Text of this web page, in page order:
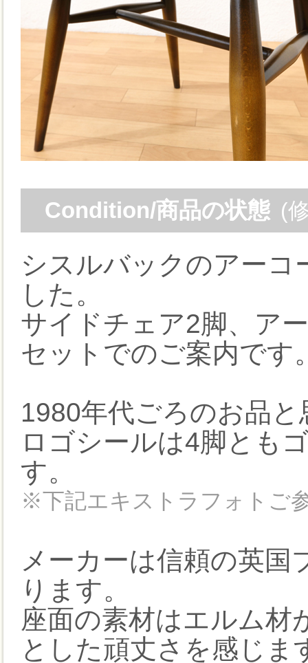
Condition/商品の状態 (
シスルバックのアーコ
した。
サイドチェア2脚、ア
セットでのご案内です
1980年代ごろのお品
ロゴシールは4脚とも
す。
※下記エキストラフォトご
メーカーは信頼の英国
ります。
座面の素材はエルム材
とした頑丈さを感じま